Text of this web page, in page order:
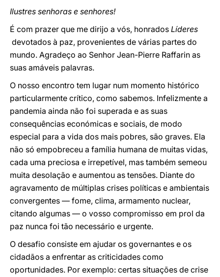
Ilustres senhoras e senhores!
É com prazer que me dirijo a vós, honrados Líderes
devotados à paz, provenientes de várias partes do
mundo. Agradeço ao Senhor Jean-Pierre Raffarin as
suas amáveis palavras.
O nosso encontro tem lugar num momento histórico
particularmente crítico, como sabemos. Infelizmente a
pandemia ainda não foi superada e as suas
consequências económicas e sociais, de modo
especial para a vida dos mais pobres, são graves. Ela
não só empobreceu a família humana de muitas vidas,
cada uma preciosa e irrepetível, mas também semeou
muita desolação e aumentou as tensões. Diante do
agravamento de múltiplas crises políticas e ambientais
convergentes — fome, clima, armamento nuclear,
citando algumas — o vosso compromisso em prol da
paz nunca foi tão necessário e urgente.
O desafio consiste em ajudar os governantes e os
cidadãos a enfrentar as criticidades como
oportunidades. Por exemplo: certas situações de crise